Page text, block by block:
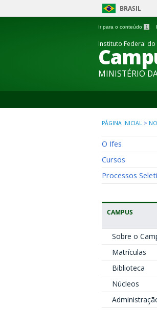
BRASIL
Ir para o conteúdo 1
Instituto Federal do
MINISTÉRIO
PÁGINA INICIAL >
O Ifes
Cursos
Processos
CAMPUS
Sobre o
Matrículas
Biblioteca
Núcleos